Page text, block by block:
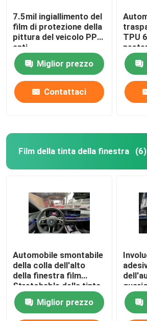
7.5mil ingiallimento del
film di protezione della
pittura del veicolo PPF
anti
Miglior prezzo
Contattaci
TPU
di
Film della tinta della finestra (6)
Automobile smontabile
della colla dell'alto
della finestra film
Stretchable della tinta
che avvolge film
Miglior prezzo
film